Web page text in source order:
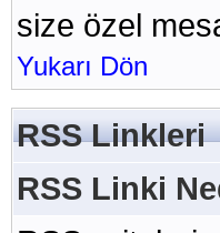
size özel
Yukarı Dön
RSS Linkleri
RSS Linki